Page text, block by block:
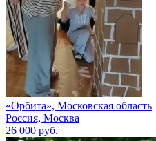
«Орбита», Московская область
Россия, Москва
26 000 руб.